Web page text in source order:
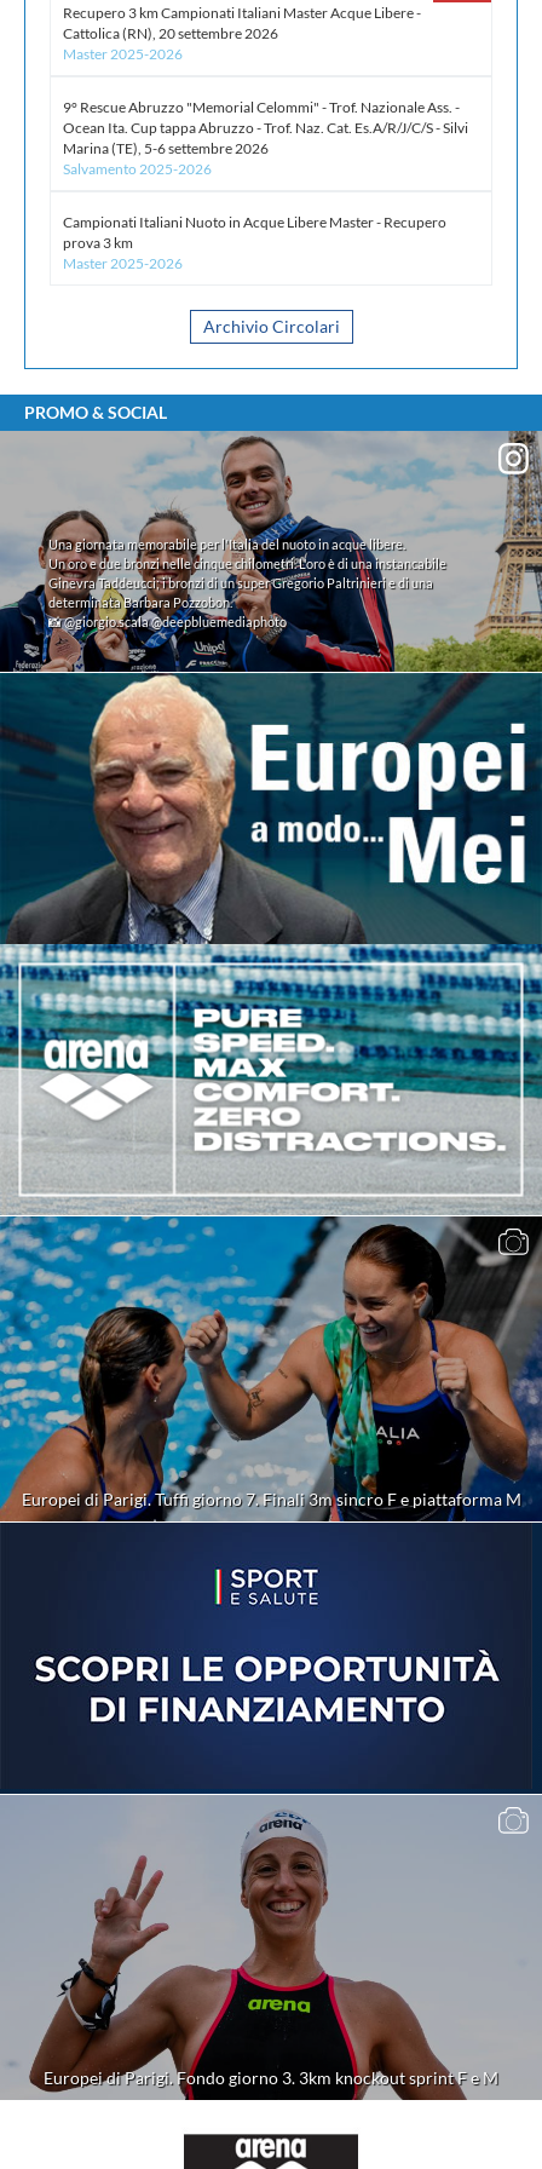
Recupero 3 km Campionati Italiani Master Acque Libere -
Cattolica (RN), 20 settembre 2026
Master 2025-2026
9° Rescue Abruzzo "Memorial Celommi" - Trof. Nazionale Ass. -
Ocean Ita. Cup tappa Abruzzo - Trof. Naz. Cat. Es.A/R/J/C/S - Silvi
Marina (TE), 5-6 settembre 2026
Salvamento 2025-2026
Campionati Italiani Nuoto in Acque Libere Master - Recupero
prova 3 km
Master 2025-2026
Archivio Circolari
Allievi C maschile - Notiziario n.1 del 20.07.2026
20 Luglio 2026 - Giudice Sportivo Nazionale - Provvedimenti
Allievi A maschile - Notiziario n.4 del 20.07.2026
Archivio Giustizia
PROMO & SOCIAL
Una giornata memorabile per l'Italia del nuoto in acque libere.
Un oro e due bronzi nelle cinque chilometri. L'oro è di una instancabile
Ginevra Taddeucci; i bronzi di un super Gregorio Paltrinieri e di una
determinata Barbara Pozzobon.
📸 @giorgio.scala @deepbluemediaphoto
Europei di Parigi. Tuffi giorno 7. Finali 3m sincro F e piattaforma M
Europei di Parigi. Fondo giorno 3. 3km knockout sprint F e M